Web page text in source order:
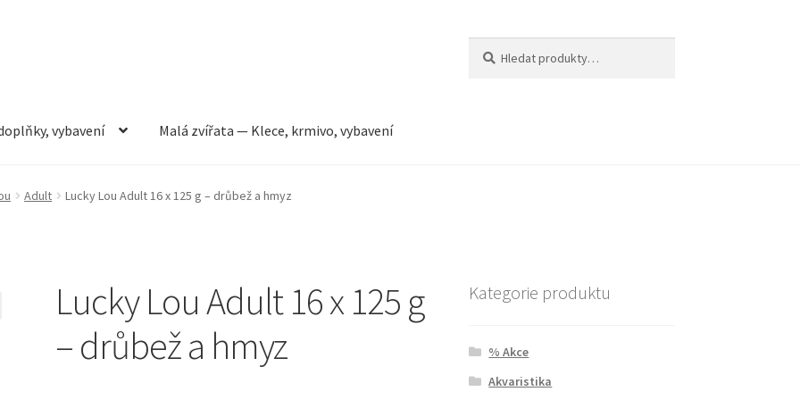
vybavení Malá zvířata — Klece, krmivo, vybavení
vybavení Můj účetObchod Pokladna Vše pro kočky
Adult Lucky Lou Adult 16 x 125 g – drůbež a hmyz
Lucky Lou Adult 16 x 125 g
– drůbež a hmyz
Kategorie produktu
% Akce
Akvaristika